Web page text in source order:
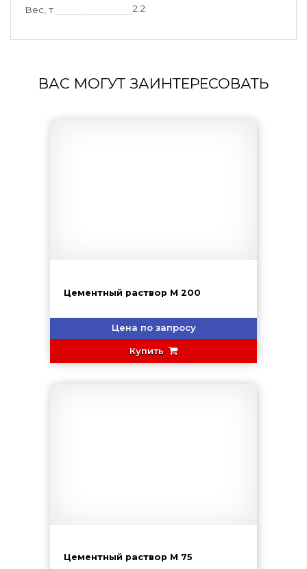
Вес, т
2.2
ВАС МОГУТ ЗАИНТЕРЕСОВАТЬ
Цементный раствор М 200
Цена по запросу
Купить
Цементный раствор М 75